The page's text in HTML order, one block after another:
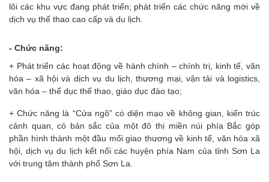
lõi các khu vực đang phát triển; phát triển các chức năng mới về
dịch vụ thể thao cao cấp và du lịch.
- Chức năng:
+ Phát triển các hoạt động về hành chính – chính trị, kinh tế, văn
hóa – xã hội và dịch vụ du lịch, thương mại, vận tải và logistics,
văn hóa – thể dục thể thao, giáo dục đào tạo;
+ Chức năng là “Cửa ngõ” có diện mạo về không gian, kiến trúc
cảnh quan, có bản sắc của một đô thị miền núi phía Bắc góp
phần hình thành một đầu mối giao thương về kinh tế, văn hóa xã
hội, dịch vụ du lịch kết nối các huyện phía Nam của tỉnh Sơn La
với trung tâm thành phố Sơn La.